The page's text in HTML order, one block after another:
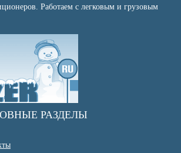
Работаем с легковым и грузовым
РАЗДЕЛЫ